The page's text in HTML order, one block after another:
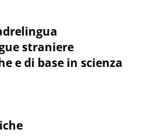
straniere
e di base in scienza